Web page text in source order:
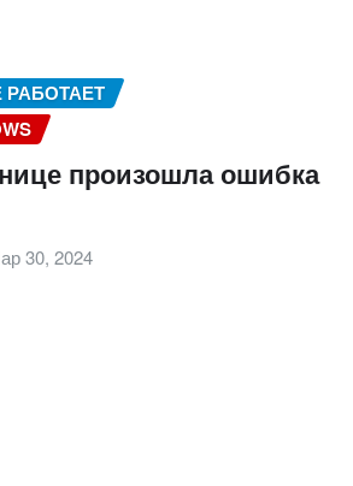
произошла ошибка
30, 2024